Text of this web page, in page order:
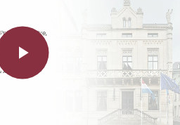
Play